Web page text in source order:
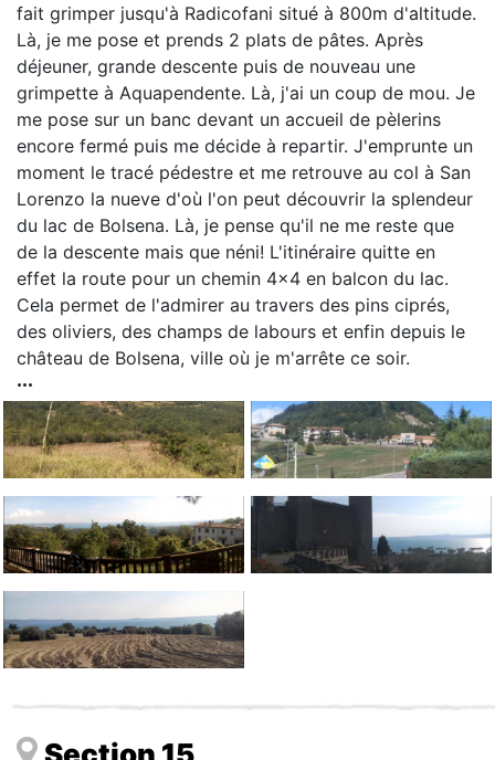
fait grimper jusqu'à Radicofani situé à 800m d'altitude.
Là, je me pose et prends 2 plats de pâtes. Après
déjeuner, grande descente puis de nouveau une
grimpette à Aquapendente. Là, j'ai un coup de mou. Je
me pose sur un banc devant un accueil de pèlerins
encore fermé puis me décide à repartir. J'emprunte un
moment le tracé pédestre et me retrouve au col à San
Lorenzo la nueve d'où l'on peut découvrir la splendeur
du lac de Bolsena. Là, je pense qu'il ne me reste que
de la descente mais que néni! L'itinéraire quitte en
effet la route pour un chemin 4x4 en balcon du lac.
Cela permet de l'admirer au travers des pins ciprés,
des oliviers, des champs de labours et enfin depuis le
château de Bolsena, ville où je m'arrête ce soir.